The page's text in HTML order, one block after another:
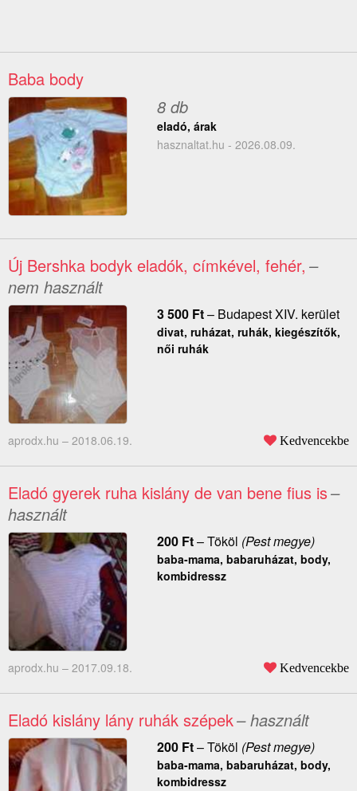
Baba body
8 db
eladó, árak
hasznaltat.hu - 2026.08.09.
Új Bershka bodyk eladók, címkével, fehér, –
nem használt
3 500 Ft– Budapest XIV. kerület
divat, ruházat, ruhák, kiegészítők,
női ruhák
aprodx.hu – 2018.06.19. Kedvencekbe
Eladó gyerek ruha kislány de van bene fius is–
használt
200 Ft–Tököl (Pest megye)
baba-mama, babaruházat, body,
kombidressz
aprodx.hu – 2017.09.18. Kedvencekbe
Eladó kislány lány ruhák szépek– használt
200 Ft–Tököl (Pest megye)
baba-mama, babaruházat, body,
kombidressz